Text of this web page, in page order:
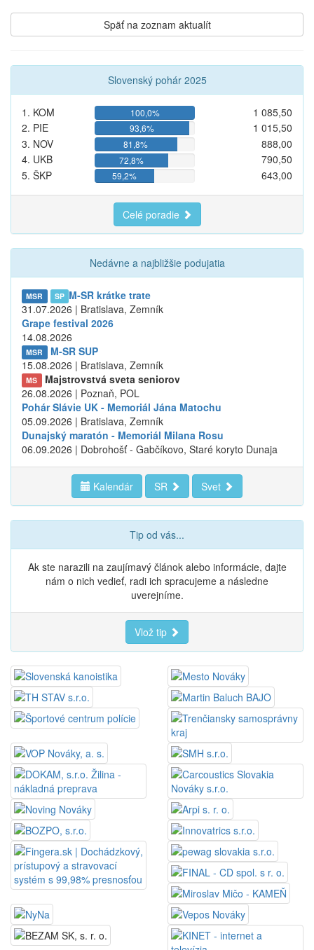
Späť na zoznam aktualít
Slovenský pohár 2025
1. KOM 100,0%
1 085,50
2. PIE
93,6%
1 015,50
3. NOV
81,8%
888,00
4. UKB
72,8%
790,50
5. ŠKP
59,2% 643,00
Celé poradie
Nedávne a najbližšie podujatia
MSR SP M-SR krátke trate
31.07.2026 | Bratislava, Zemník
Grape festival 2026
14.08.2026
MSR
M-SR SUP
15.08.2026 | Bratislava, Zemník
MS
Majstrovstvá sveta seniorov
26.08.2026 | Poznaň, POL
Pohár Slávie UK - Memoriál Jána Matochu
05.09.2026 | Bratislava, Zemník
Dunajský maratón - Memoriál Milana Rosu
06.09.2026 | Dobrohošť - Gabčíkovo, Staré koryto Dunaja
Kalendár SR Svet
Tip od vás...
Ak ste narazili na zaujímavý článok alebo informácie, dajte
nám o nich vedieť, radi ich spracujeme a následne
uverejníme.
Vlož tip